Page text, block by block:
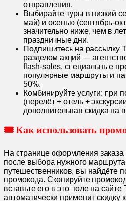
отправления.
Выбирайте туры в низкий
май) и осенью (сентябрь-
значительно ниже, чем в
праздничные дни.
Подпишитесь на рассылку
разделом акций —
flash-sales, специальные
популярные маршруты и
50%.
Комбинируйте услуги: при
(перелёт + отель +
дополнительная скидка на
🎟️ Как использовать
На странице оформления
после выбора нужного
путешественников, вы найдёте
промокода. Скопируйте
вставьте его в это поле на
автоматически применит скидку